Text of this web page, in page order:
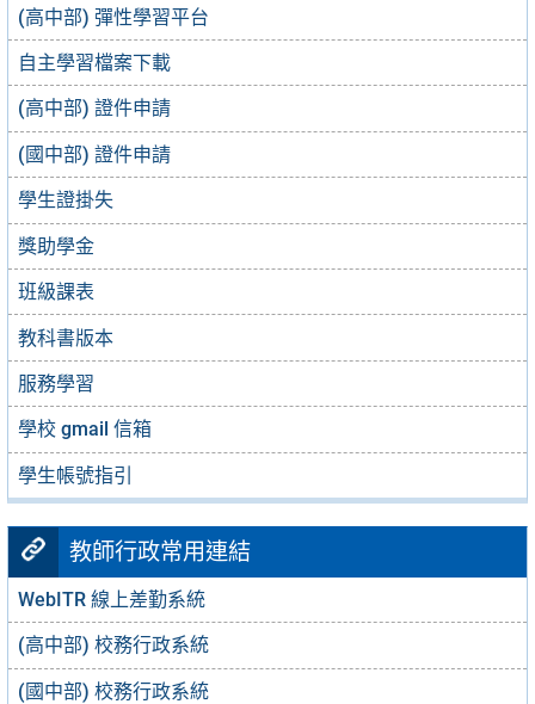
(高中部) 彈性學習平台
自主學習檔案下載
(高中部) 證件申請
(國中部) 證件申請
學生證掛失
獎助學金
班級課表
教科書版本
服務學習
學校 gmail 信箱
學生帳號指引
教師行政常用連結
WebITR 線上差勤系統
(高中部) 校務行政系統
(國中部) 校務行政系統